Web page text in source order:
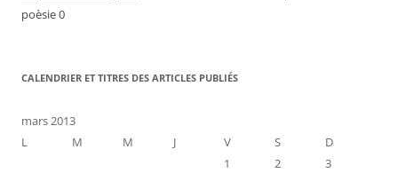
poèsie 0
CALENDRIER ET TITRES DES ARTICLES PUBLIÉS
mars 2013
L
M M J V S
D
1
2
3